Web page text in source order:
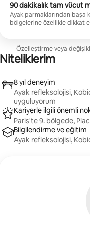
90 dakikalık tam vücut
Ayak parmaklarından başa
bölgelerine özellikle dikkat
Özelleştirme veya
Niteliklerim
8 yıl deneyim
Ayak refleksolojisi,
uyguluyorum
Kariyerle ilgili önemli
Paris'te 9. bölgede,
Bilgilendirme ve eğitim
Ayak refleksolojisi,